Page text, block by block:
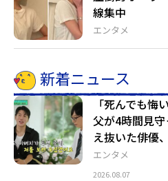
エンタメ
線集中
新着ニュース
エンタメ
「死んでも悔
父が4時間見
え抜いた俳優
2026.08.07